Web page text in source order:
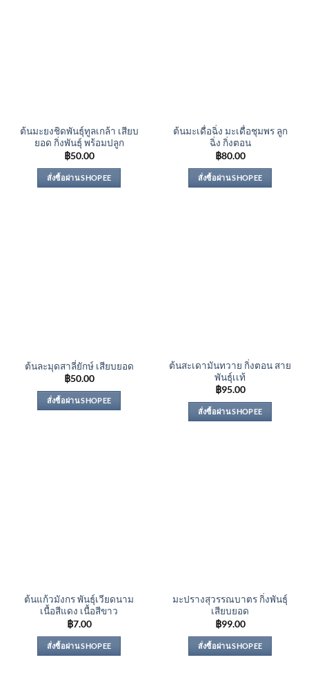
ต้นมะยงชิดพันธุ์ทูลเกล้า เสียบ
ยอด กิ่งพันธุ์ พร้อมปลูก
฿50.00
สั่งซื้อผ่าน SHOPEE
ต้นมะเดื่อฉิ่ง มะเดื่อชุมพร ลูก
ฉิ่ง กิ่งตอน
฿80.00
สั่งซื้อผ่าน SHOPEE
ต้นละมุดสาลี่ยักษ์ เสียบยอด
฿50.00
สั่งซื้อผ่าน SHOPEE
ต้นสะเดามันทวาย กิ่งตอน สาย
พันธุ์เเท้
฿95.00
สั่งซื้อผ่าน SHOPEE
ต้นแก้วมังกร พันธุ์เวียดนาม
เนื้อสีแดง เนื้อสีขาว
฿7.00
สั่งซื้อผ่าน SHOPEE
มะปรางสุวรรณบาตร กิ่งพันธุ์
เสียบยอด
฿99.00
สั่งซื้อผ่าน SHOPEE